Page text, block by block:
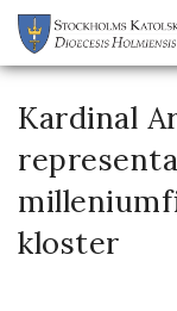
Kardinal
kloster